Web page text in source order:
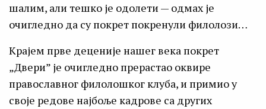
шалим, али тешко је одолети — одмах је
очигледно да су покрет покренули филолози…
Крајем прве деценије нашег века покрет
„Двери” је очигледно прерастао оквире
православног филолошког клуба, и примио у
своје редове најбоље кадрове са других